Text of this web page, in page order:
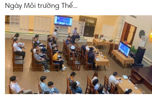
Ngày Môi trường Thế...